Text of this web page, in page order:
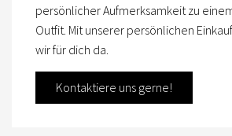
persönlicher Aufmerksamkeit zu
Outfit. Mit unserer persönlichen
wir für dich da.
Kontaktiere uns gerne!